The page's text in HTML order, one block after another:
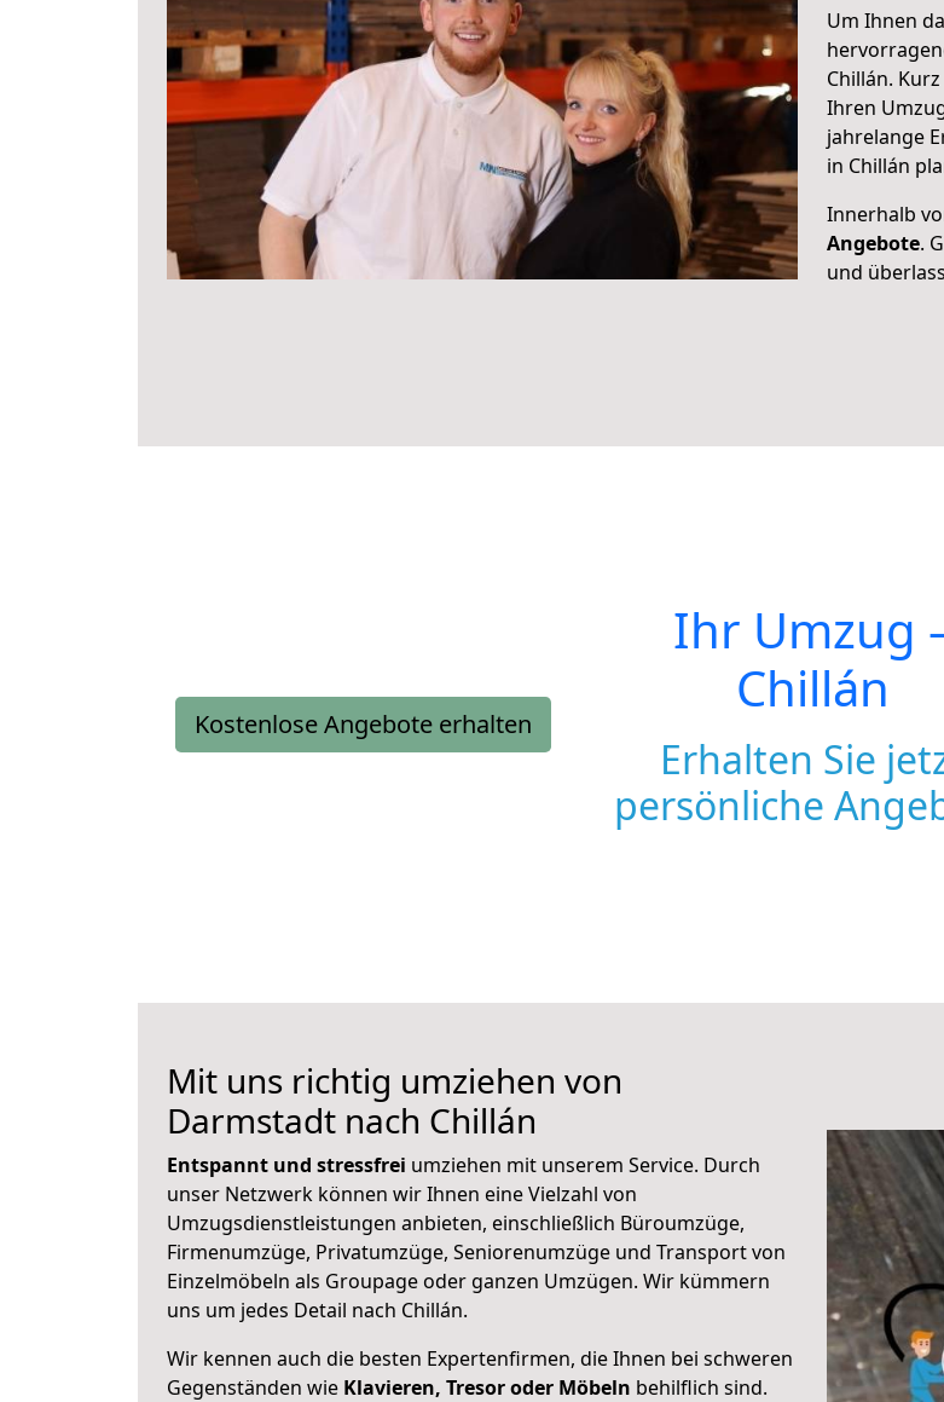
Um Ihnen
Chillán.
Ihren
jahrelange
in Chillán
Innerhalb
Angebote.
und
Kostenlose Angebote erhalten
Ihr Umzug
Chillán
Erhalten Sie
persönliche
Mit uns richtig umziehen von
Darmstadt nach Chillán
Entspannt und stressfrei umziehen mit unserem Service. Durch
unser Netzwerk können wir Ihnen eine Vielzahl von
Umzugsdienstleistungen anbieten, einschließlich Büroumzüge,
Firmenumzüge, Privatumzüge, Seniorenumzüge und Transport von
Einzelmöbeln als Groupage oder ganzen Umzügen. Wir kümmern
uns um jedes Detail nach Chillán.
Wir kennen auch die besten Expertenfirmen, die Ihnen bei schweren
Gegenständen wie Klavieren, Tresor oder Möbeln behilflich sind.